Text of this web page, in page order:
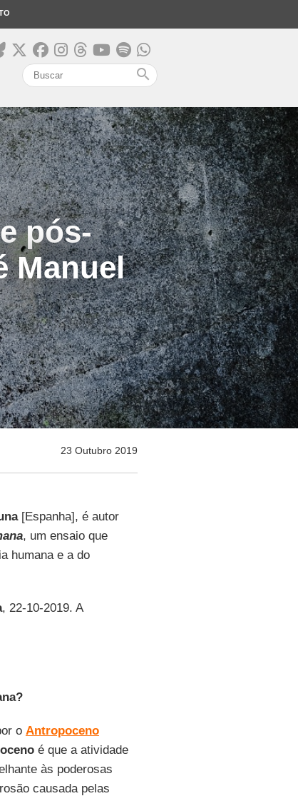
search
pós-
Manuel
23 Outubro 2019
[Espanha], é autor
, um ensaio que
humana e a do
, 22-10-2019. A
o Antropoceno
é que a atividade
às poderosas
causada pelas